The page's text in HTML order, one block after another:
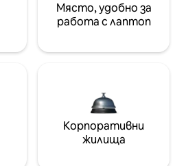
Място, удобно за
работа с лаптоп
Корпоративни
жилища